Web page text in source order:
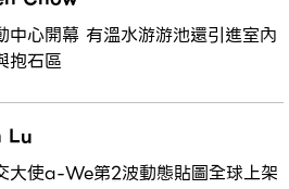
中心開幕 有溫水游游池還引進室內
抱石區
Lu
大使a-We第2波動態貼圖全球上架